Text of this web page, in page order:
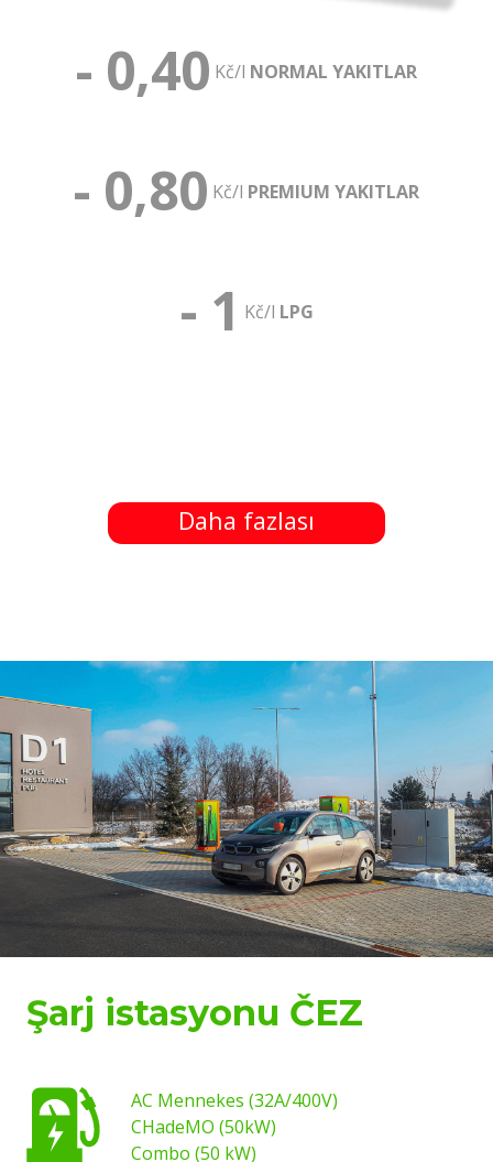
- 0,40 Kč/l NORMAL YAKITLAR
- 0,80 Kč/l PREMIUM YAKITLAR
- 1 Kč/l LPG
Daha fazlası
Şarj istasyonu ČEZ
AC Mennekes (32A/400V)
CHadeMO (50kW)
Combo (50 kW)